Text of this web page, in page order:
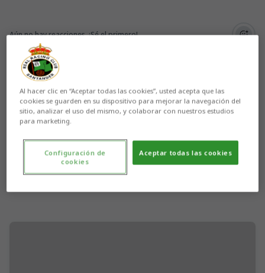
Aún no hay reacciones. ¡Sé el primero!
Al hacer clic en “Aceptar todas las cookies”, usted acepta que las
cookies se guarden en su dispositivo para mejorar la navegación del
sitio, analizar el uso del mismo, y colaborar con nuestros estudios
para marketing.
Aceptar todas las cookies
Configuración de
cookies